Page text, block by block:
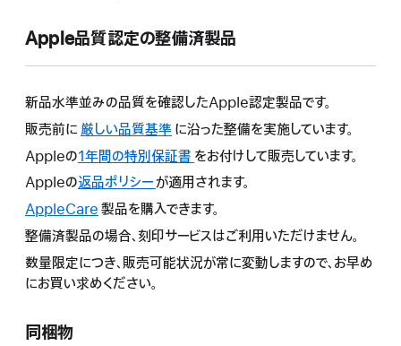
Apple品質認定の整備済製品
新品水準並みの品質を確認したApple認定製品です。
販売前に 厳しい品質基準 に沿った整備を実施しています。
Appleの1年間の特別保証書 こ
の
作
に
よ
をお付けして販売しています。
Appleの返品ポリシーこ
の
操
作
に
が適用されます。
AppleCare こ
の
作
に
製品を購入できます。
整備済製品の場合、刻印サービスはご利用いただけません。
数量限定につき、販売可能状況が常に変動しますので、お早め
にお買い求めください。
同梱物